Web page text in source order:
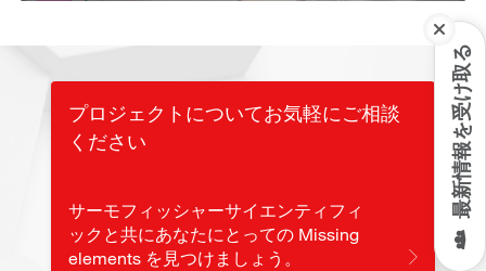
最新情報を受け取る
Video
プロジェクトについてお気軽にご相談
ください
サーモフィッシャーサイエンティフィ
ックと共にあなたにとっての Missing
elements を見つけましょう。